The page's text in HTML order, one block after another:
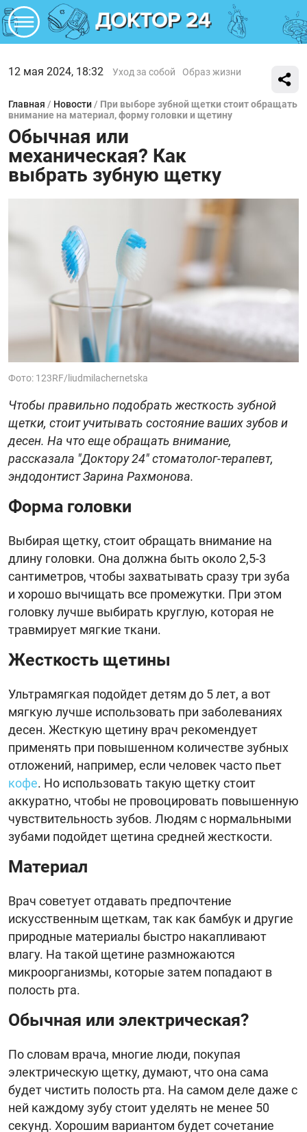
12 мая 2024, 18:32 Уход за собой Образ жизни
Главная / Новости / При выборе зубной щетки стоит обращать
внимание на материал, форму головки и щетину
Обычная или
механическая? Как
выбрать зубную щетку
Фото: 123RF/liudmilachernetska
Чтобы правильно подобрать жесткость зубной
щетки, стоит учитывать состояние ваших зубов и
десен. На что еще обращать внимание,
рассказала "Доктору 24" стоматолог-терапевт,
эндодонтист Зарина Рахмонова.
Форма головки
Выбирая щетку, стоит обращать внимание на
длину головки. Она должна быть около 2,5-3
сантиметров, чтобы захватывать сразу три зуба
и хорошо вычищать все промежутки. При этом
головку лучше выбирать круглую, которая не
травмирует мягкие ткани.
Жесткость щетины
Ультрамягкая подойдет детям до 5 лет, а вот
мягкую лучше использовать при заболеваниях
десен. Жесткую щетину врач рекомендует
применять при повышенном количестве зубных
отложений, например, если человек часто пьет
кофе. Но использовать такую щетку стоит
аккуратно, чтобы не провоцировать повышенную
чувствительность зубов. Людям с нормальными
зубами подойдет щетина средней жесткости.
Материал
Врач советует отдавать предпочтение
искусственным щеткам, так как бамбук и другие
природные материалы быстро накапливают
влагу. На такой щетине размножаются
микроорганизмы, которые затем попадают в
полость рта.
Обычная или электрическая?
По словам врача, многие люди, покупая
электрическую щетку, думают, что она сама
будет чистить полость рта. На самом деле даже с
ней каждому зубу стоит уделять не менее 50
секунд. Хорошим вариантом будет сочетание